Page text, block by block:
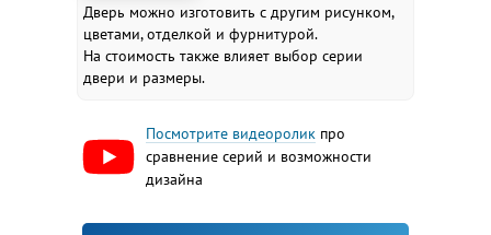
Дверь можно изготовить с другим рисунком,
цветами, отделкой и фурнитурой.
На стоимость также влияет выбор серии
двери и размеры.
Посмотрите видеоролик про
сравнение серий и возможности
дизайна